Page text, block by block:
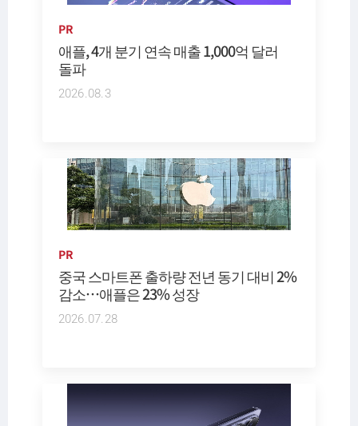
PR
애플, 4개 분기 연속 매출 1,000억 달러
돌파
2026.08.3
PR
중국 스마트폰 출하량 전년 동기 대비 2%
감소…애플은 23% 성장
2026.07.28